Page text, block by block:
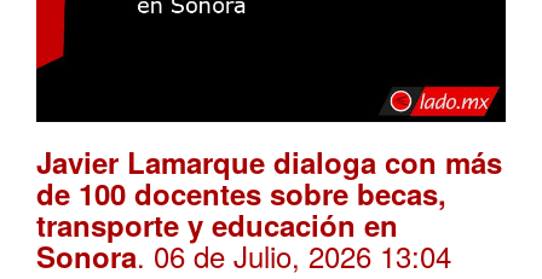
Javier Lamarque dialoga con más
de 100 docentes sobre becas,
transporte y educación en
Sonora. 06 de Julio, 2026 13:04